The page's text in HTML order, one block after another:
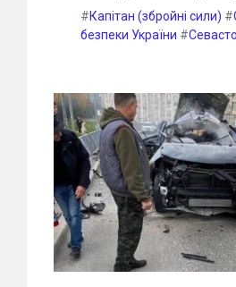
#Капітан (збройні сили) #
безпеки України #